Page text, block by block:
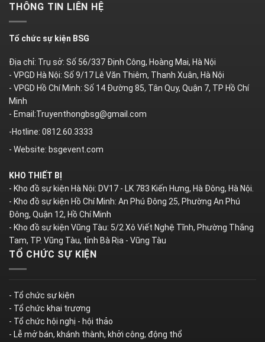
THÔNG TIN LIÊN HỆ
Tổ chức sự kiện BSG
Địa chỉ: Trụ sở: Số 56/337 Định Công, Hoàng Mai, Hà Nội
- VPGD Hà Nội: Số 9/17 Lê Văn Thiêm, Thanh Xuân, Hà Nội
- VPGD Hồ Chí Minh: Số 14 Đường 85, Tân Quy, Quận 7, TP Hồ Chí
Minh
- Email:Truyenthongbsg@gmail.com
-Hotline: 0812.60.3333
- Website: bsgevent.com
KHO THIẾT BỊ
- Kho đồ sự kiện Hà Nội: DV17 - LK 783 Kiến Hưng, Hà Đông, Hà Nội.
- Kho đồ sự kiện Hồ Chí Minh: An Phú Đông 25, Phường An Phú
Đông, Quận 12, Hồ Chí Minh
- Kho đồ sự kiện Vũng Tàu: 5/2 Xô Viết Nghệ Tĩnh, Phường Thắng
Tam, TP. Vũng Tàu, tỉnh Bà Rịa - Vũng Tàu
TỔ CHỨC SỰ KIỆN
- Tổ chức sự kiện
- Tổ chức khai trương
- Tổ chức hội nghị - hội thảo
- Lễ mở bán, khánh thành, khởi công, động thổ